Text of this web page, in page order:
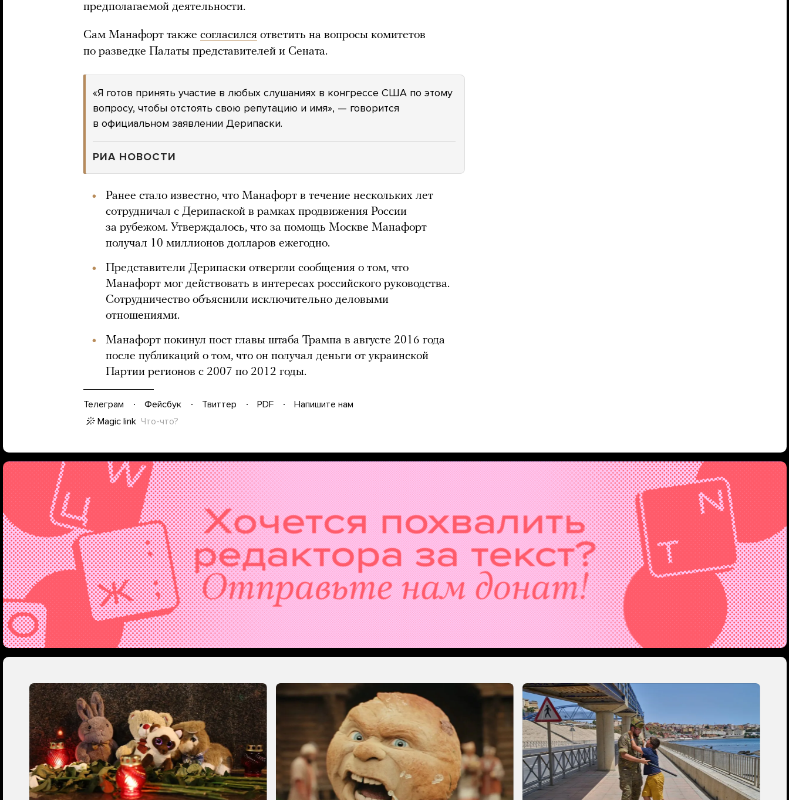
предполагаемой деятельности.
Сам Манафорт также согласился ответить на вопросы комитетов
по разведке Палаты представителей и Сената.
«Я готов принять участие в любых слушаниях в конгрессе США по этому
вопросу, чтобы отстоять свою репутацию и имя», — говорится
в официальном заявлении Дерипаски.
РИА НОВОСТИ
Ранее стало известно, что Манафорт в течение нескольких лет
сотрудничал с Дерипаской в рамках продвижения России
за рубежом. Утверждалось, что за помощь Москве Манафорт
получал 10 миллионов долларов ежегодно.
Представители Дерипаски отвергли сообщения о том, что
Манафорт мог действовать в интересах российского руководства.
Сотрудничество объяснили исключительно деловыми
отношениями.
Манафорт покинул пост главы штаба Трампа в августе 2016 года
после публикаций о том, что он получал деньги от украинской
Партии регионов с 2007 по 2012 годы.
Телеграм Фейсбук Твиттер PDF
Напишите нам
Magic link Что-что?